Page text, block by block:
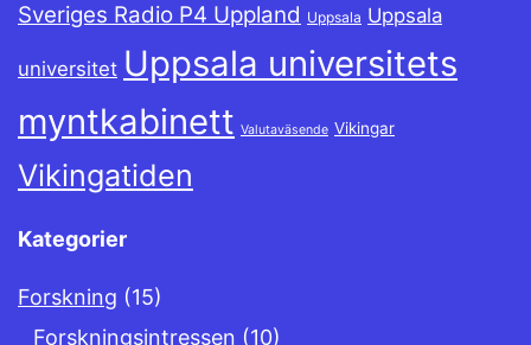
Sveriges Radio P4 Uppland Uppsala Uppsala
universitet Uppsala universitets
myntkabinett Valutaväsende Vikingar
Vikingatiden
Kategorier
Forskning (15)
Forskningsintressen (10)